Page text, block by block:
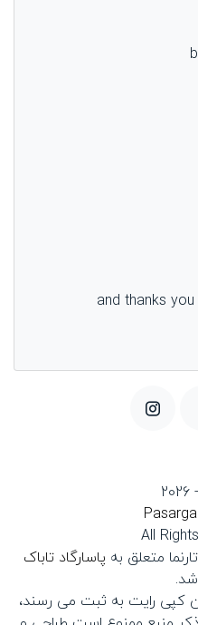
and thanks
All
متعلق به پاسارگاد تاباک
کپی رایت به ثبت می رسند،